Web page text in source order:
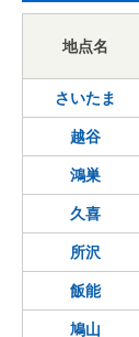
地点名
さいたま
越谷
鴻巣
久喜
所沢
飯能
鳩山